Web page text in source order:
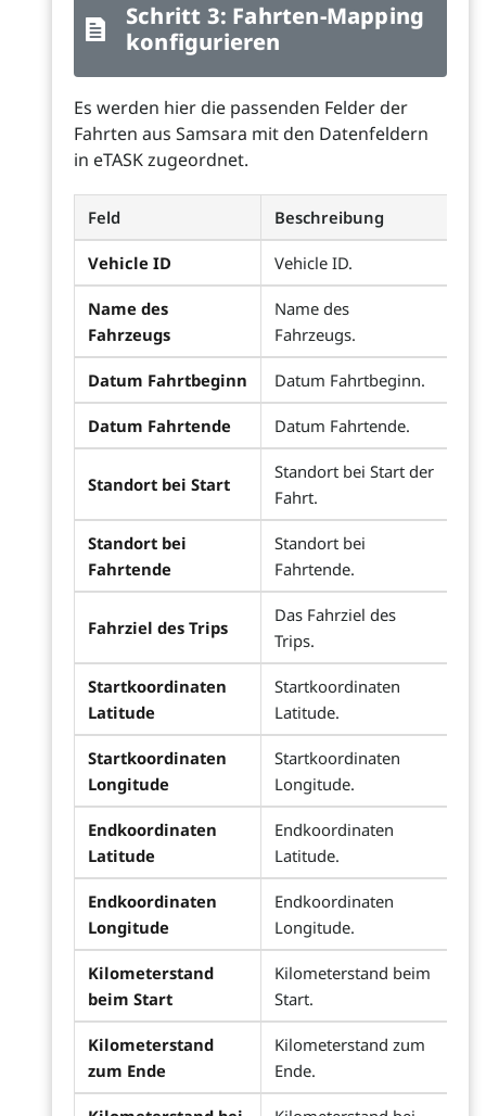
Schritt 3: Fahrten-Mapping
konfigurieren
Es werden hier die passenden Felder der
Fahrten aus Samsara mit den Datenfeldern
in eTASK zugeordnet.
Feld Beschreibung
Vehicle ID Vehicle ID.
Name des
Fahrzeugs
Name des
Fahrzeugs.
Datum Fahrtbeginn Datum Fahrtbeginn.
Datum Fahrtende Datum Fahrtende.
Standort bei Start
Standort bei Start der
Fahrt.
Standort bei
Fahrtende
Standort bei
Fahrtende.
Fahrziel des Trips
Das Fahrziel des
Trips.
Startkoordinaten
Latitude
Startkoordinaten
Latitude.
Startkoordinaten
Longitude
Startkoordinaten
Longitude.
Endkoordinaten
Latitude
Endkoordinaten
Latitude.
Endkoordinaten
Longitude
Endkoordinaten
Longitude.
Kilometerstand
beim Start
Kilometerstand beim
Start.
Kilometerstand
zum Ende
Kilometerstand zum
Ende.